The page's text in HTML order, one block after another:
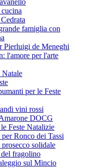
famiglia con
Pierluigi de Meneghi
l'amore per l'arte
Natale
per le Feste
vini rossi
DOCG
Feste Natalizie
Ronco dei Tassi
solidale
fragolino
sul Mincio